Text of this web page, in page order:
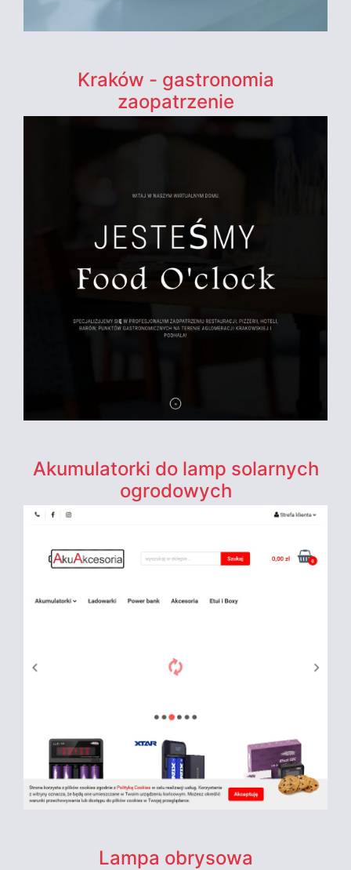
Kraków - gastronomia
zaopatrzenie
Akumulatorki do lamp solarnych
ogrodowych
Lampa obrysowa